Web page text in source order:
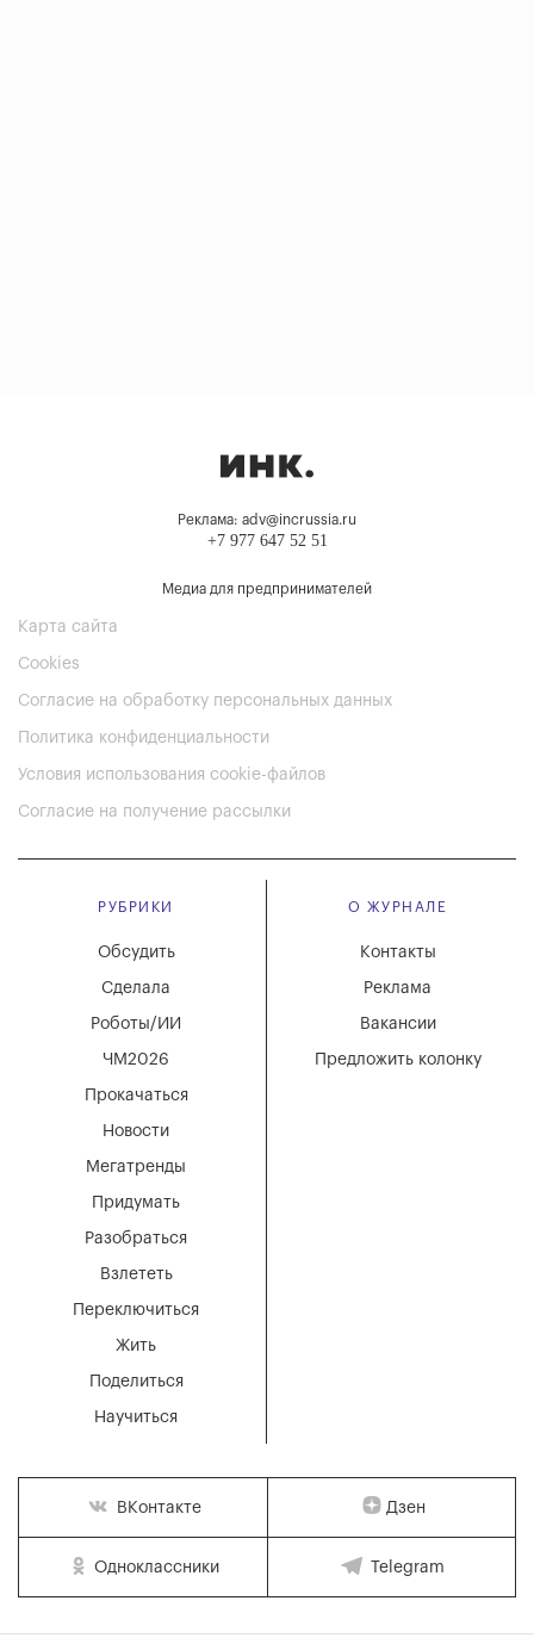
Реклама: adv@incrussia.ru
+7 977 647 52 51
Медиа для предпринимателей
Карта сайта
Cookies
Согласие на обработку персональных данных
Политика конфиденциальности
Условия использования cookie-файлов
Согласие на получение рассылки
РУБРИКИ
Мегатренды
Придумать
Разобраться
Взлететь
Новости
Переключиться
Жить
Поделиться
Научиться
Обсудить
Сделала
Роботы/ИИ
ЧМ2026
Прокачаться
О ЖУРНАЛЕ
Вакансии
Реклама
Контакты
Предложить колонку
ВКонтакте Дзен
Одноклассники Telegram